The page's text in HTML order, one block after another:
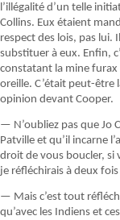
l’illégalité d’un telle
Collins. Eux étaient
respect des lois, pas lui.
substituer à eux. Enfin,
constatant la mine furax
oreille. C’était peut-être
opinion devant Cooper.
— N’oubliez pas que Jo
Patville et qu’il incarne
droit de vous boucler, si
je réfléchirais à deux fois
— Mais c’est tout
qu’avec les Indiens et